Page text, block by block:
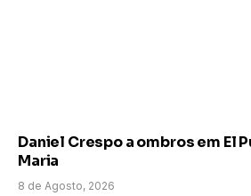
Daniel Crespo a ombros em El
Maria
8 de Agosto, 2026